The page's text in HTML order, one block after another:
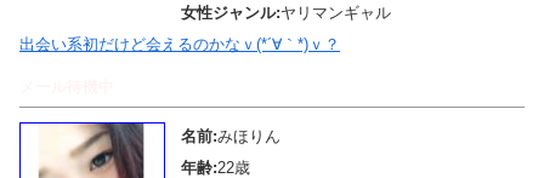
女性ジャンル:ヤリマンギャル
出会い系初だけど会えるのかなｖ(*´∀｀*)ｖ？
名前:みほりん
年齢:22歳